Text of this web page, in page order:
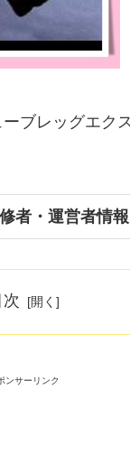
ブレッグエク
者・運営者情報
次
ンサーリンク